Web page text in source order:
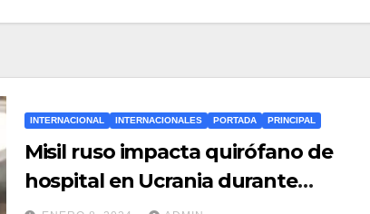
INTERNACIONAL INTERNACIONALES PORTADA PRINCIPAL
Misil ruso impacta quirófano de
hospital en Ucrania durante